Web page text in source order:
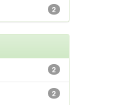
2
2
2